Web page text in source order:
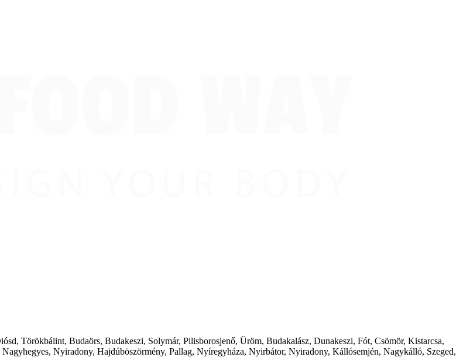
Törökbálint, Budaörs, Budakeszi, Solymár, Pilisborosjenő, Üröm, Budakalász, Dunakeszi, Fót, Csömör, Kistarcsa,
Nyiradony, Hajdúböszörmény, Pallag, Nyíregyháza, Nyirbátor, Nyiradony, Kállósemjén, Nagykálló, Szeged,